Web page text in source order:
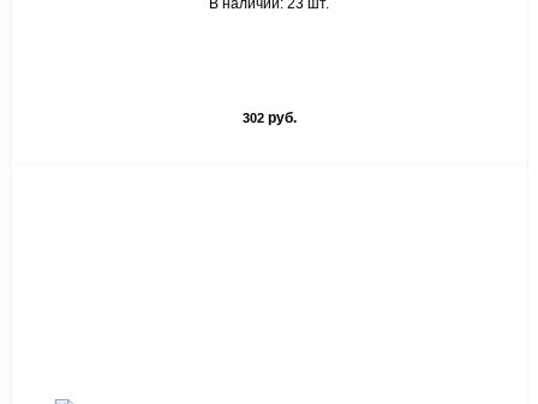
В наличии: 23 шт.
302руб.